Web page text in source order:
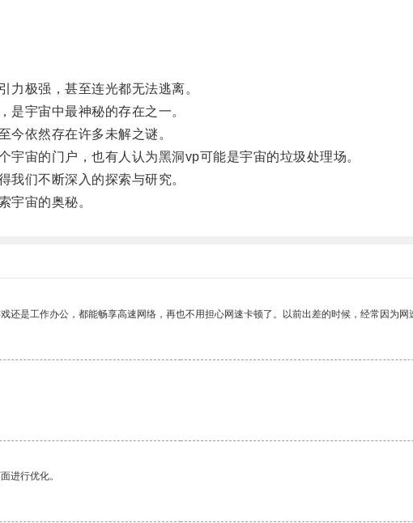
极强，甚至连光都无法逃离。
宇宙中最神秘的存在之一。
依然存在许多未解之谜。
宙的门户，也有人认为黑洞vp可能是宇宙的垃圾处理场。
们不断深入的探索与研究。
宙的奥秘。
还是工作办公，都能畅享高速网络，再也不用担心网速卡顿了。以前出差的时候，经常因为
进行优化。